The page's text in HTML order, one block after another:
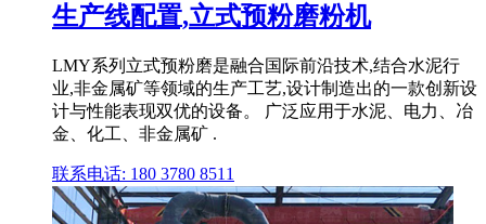
生产线配置,立式预粉磨粉机
LMY系列立式预粉磨是融合国际前沿技术,结合水泥行
业,非金属矿等领域的生产工艺,设计制造出的一款创新设
计与性能表现双优的设备。 广泛应用于水泥、电力、冶
金、化工、非金属矿 .
联系电话: 180 3780 8511